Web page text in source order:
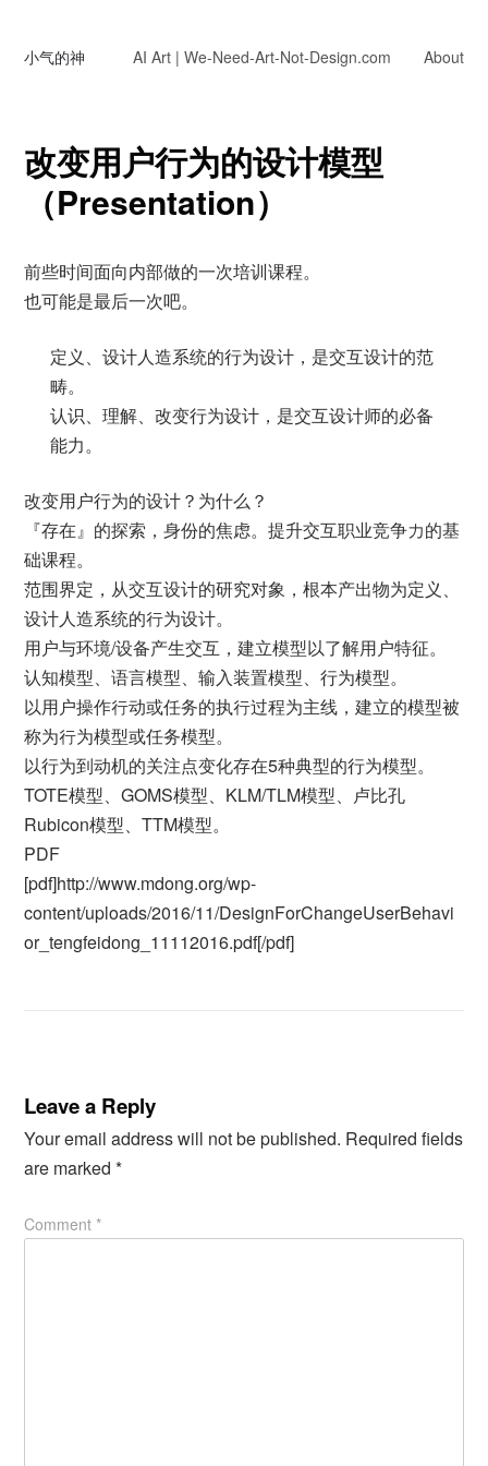
小气的神 AI Art | We-Need-Art-Not-Design.com About
改变用户行为的设计模型
（Presentation）
前些时间面向内部做的一次培训课程。
也可能是最后一次吧。
定义、设计人造系统的行为设计，是交互设计的范
畴。
认识、理解、改变行为设计，是交互设计师的必备
能力。
改变用户⾏为的设计？为什么？
『存在』的探索，身份的焦虑。提升交互职业竞争力的基
础课程。
范围界定，从交互设计的研究对象，根本产出物为定义、
设计人造系统的行为设计。
⽤户与环境/设备产⽣交互，建⽴模型以了解⽤户特征。
认知模型、语言模型、输⼊装置模型、⾏为模型。
以⽤户操作行动或任务的执行过程为主线，建⽴的模型被
称为行为模型或任务模型。
以行为到动机的关注点变化存在5种典型的行为模型。
TOTE模型、GOMS模型、KLM/TLM模型、卢⽐孔
Rubicon模型、TTM模型。
PDF
[pdf]http://www.mdong.org/wp-
content/uploads/2016/11/DesignForChangeUserBehavi
or_tengfeidong_11112016.pdf[/pdf]
Leave a Reply
Your email address will not be published. Required fields
are marked*
Comment*